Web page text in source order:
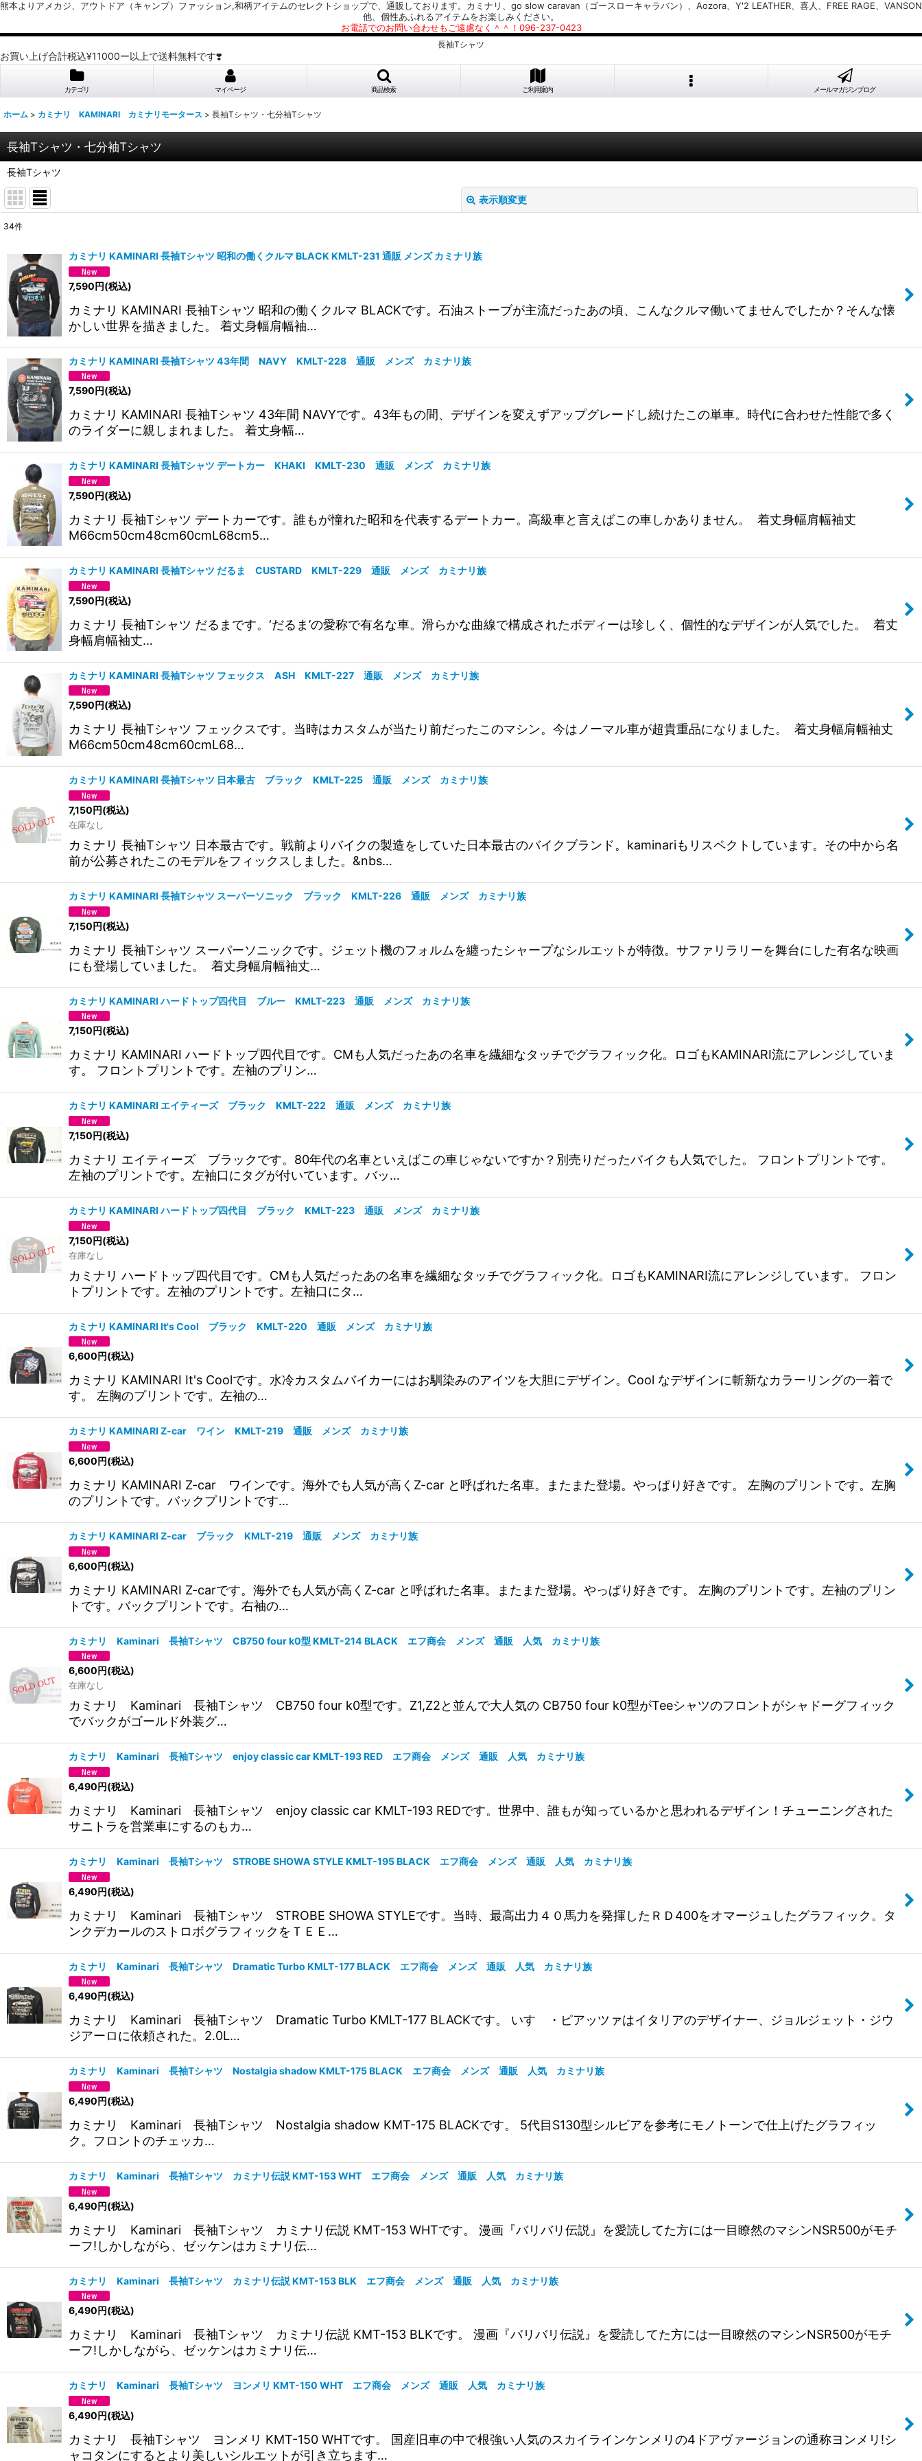
熊本よりアメカジ、アウトドア（キャンプ）ファッション,和柄アイテムのセレクトショップで、通販しております。カミナリ、go slow caravan（ゴースローキャラバン）、Aozora、Y'2 LEATHER、喜人、FREE RAGE、VANSON
他、個性あふれるアイテムをお楽しみください。
お電話でのお問い合わせもご遠慮なく＾＾！096-237-0423
長袖Tシャツ
お買い上げ合計税込¥11000ー以上で送料無料です❣️
カテゴリ マイページ 商品検索 ご利用案内 メールマガジンブログ
ホーム > カミナリ KAMINARI カミナリモータース > 長袖Tシャツ・七分袖Tシャツ
長袖Tシャツ・七分袖Tシャツ
長袖Tシャツ
表示順変更
並び順:
絞り込む
34件
カミナリ KAMINARI 長袖Tシャツ 昭和の働くクルマ BLACK KMLT-231 通販 メンズ カミナリ族
7,590円(税込)
カミナリ KAMINARI 長袖Tシャツ 昭和の働くクルマ BLACKです。石油ストーブが主流だったあの頃、こんなクルマ働いてませんでしたか？そんな懐
かしい世界を描きました。 着丈身幅肩幅袖…
カミナリ KAMINARI 長袖Tシャツ 43年間 NAVY KMLT-228 通販 メンズ カミナリ族
7,590円(税込)
カミナリ KAMINARI 長袖Tシャツ 43年間 NAVYです。43年もの間、デザインを変えずアップグレードし続けたこの単車。時代に合わせた性能で多く
のライダーに親しまれました。 着丈身幅…
カミナリ KAMINARI 長袖Tシャツ デートカー KHAKI KMLT-230 通販 メンズ カミナリ族
7,590円(税込)
カミナリ 長袖Tシャツ デートカーです。誰もが憧れた昭和を代表するデートカー。高級車と言えばこの車しかありません。 着丈身幅肩幅袖丈
M66cm50cm48cm60cmL68cm5…
カミナリ KAMINARI 長袖Tシャツ だるま CUSTARD KMLT-229 通販 メンズ カミナリ族
7,590円(税込)
カミナリ 長袖Tシャツ だるまです。‘だるま’の愛称で有名な車。滑らかな曲線で構成されたボディーは珍しく、個性的なデザインが人気でした。 着丈
身幅肩幅袖丈…
カミナリ KAMINARI 長袖Tシャツ フェックス ASH KMLT-227 通販 メンズ カミナリ族
7,590円(税込)
カミナリ 長袖Tシャツ フェックスです。当時はカスタムが当たり前だったこのマシン。今はノーマル車が超貴重品になりました。 着丈身幅肩幅袖丈
M66cm50cm48cm60cmL68…
カミナリ KAMINARI 長袖Tシャツ 日本最古 ブラック KMLT-225 通販 メンズ カミナリ族
7,150円(税込)
在庫なし
カミナリ 長袖Tシャツ 日本最古です。戦前よりバイクの製造をしていた日本最古のバイクブランド。kaminariもリスペクトしています。その中から名
前が公募されたこのモデルをフィックスしました。&nbs…
カミナリ KAMINARI 長袖Tシャツ スーパーソニック ブラック KMLT-226 通販 メンズ カミナリ族
7,150円(税込)
カミナリ 長袖Tシャツ スーパーソニックです。ジェット機のフォルムを纏ったシャープなシルエットが特徴。サファリラリーを舞台にした有名な映画
にも登場していました。 着丈身幅肩幅袖丈…
カミナリ KAMINARI ハードトップ四代目 ブルー KMLT-223 通販 メンズ カミナリ族
7,150円(税込)
カミナリ KAMINARI ハードトップ四代目です。CMも人気だったあの名車を繊細なタッチでグラフィック化。ロゴもKAMINARI流にアレンジしていま
す。 フロントプリントです。左袖のプリン…
カミナリ KAMINARI エイティーズ ブラック KMLT-222 通販 メンズ カミナリ族
7,150円(税込)
カミナリ エイティーズ ブラックです。80年代の名車といえばこの車じゃないですか？別売りだったバイクも人気でした。 フロントプリントです。
左袖のプリントです。左袖口にタグが付いています。バッ…
カミナリ KAMINARI ハードトップ四代目 ブラック KMLT-223 通販 メンズ カミナリ族
7,150円(税込)
在庫なし
カミナリ ハードトップ四代目です。CMも人気だったあの名車を繊細なタッチでグラフィック化。ロゴもKAMINARI流にアレンジしています。 フロン
トプリントです。左袖のプリントです。左袖口にタ…
カミナリ KAMINARI It's Cool ブラック KMLT-220 通販 メンズ カミナリ族
6,600円(税込)
カミナリ KAMINARI It's Coolです。水冷カスタムバイカーにはお馴染みのアイツを大胆にデザイン。Cool なデザインに斬新なカラーリングの一着で
す。 左胸のプリントです。左袖の…
カミナリ KAMINARI Z-car ワイン KMLT-219 通販 メンズ カミナリ族
6,600円(税込)
カミナリ KAMINARI Z-car ワインです。海外でも人気が高くZ-car と呼ばれた名車。またまた登場。やっぱり好きです。 左胸のプリントです。左胸
のプリントです。バックプリントです…
カミナリ KAMINARI Z-car ブラック KMLT-219 通販 メンズ カミナリ族
6,600円(税込)
カミナリ KAMINARI Z-carです。海外でも人気が高くZ-car と呼ばれた名車。またまた登場。やっぱり好きです。 左胸のプリントです。左袖のプリン
トです。バックプリントです。右袖の…
カミナリ Kaminari 長袖Tシャツ CB750 four k0型 KMLT-214 BLACK エフ商会 メンズ 通販 人気 カミナリ族
6,600円(税込)
在庫なし
カミナリ Kaminari 長袖Tシャツ CB750 four k0型です。Z1,Z2と並んで大人気の CB750 four k0型がTeeシャツのフロントがシャドーグフィック
でバックがゴールド外装グ…
カミナリ Kaminari 長袖Tシャツ enjoy classic car KMLT-193 RED エフ商会 メンズ 通販 人気 カミナリ族
6,490円(税込)
カミナリ Kaminari 長袖Tシャツ enjoy classic car KMLT-193 REDです。世界中、誰もが知っているかと思われるデザイン！チューニングされた
サニトラを営業車にするのもカ…
カミナリ Kaminari 長袖Tシャツ STROBE SHOWA STYLE KMLT-195 BLACK エフ商会 メンズ 通販 人気 カミナリ族
6,490円(税込)
カミナリ Kaminari 長袖Tシャツ STROBE SHOWA STYLEです。当時、最高出力４０馬力を発揮したＲＤ400をオマージュしたグラフィック。タ
ンクデカールのストロボグラフィックをＴＥＥ…
カミナリ Kaminari 長袖Tシャツ Dramatic Turbo KMLT-177 BLACK エフ商会 メンズ 通販 人気 カミナリ族
6,490円(税込)
カミナリ Kaminari 長袖Tシャツ Dramatic Turbo KMLT-177 BLACKです。 いすゞ・ピアッツァはイタリアのデザイナー、ジョルジェット・ジウ
ジアーロに依頼された。2.0L…
カミナリ Kaminari 長袖Tシャツ Nostalgia shadow KMLT-175 BLACK エフ商会 メンズ 通販 人気 カミナリ族
6,490円(税込)
カミナリ Kaminari 長袖Tシャツ Nostalgia shadow KMT-175 BLACKです。 5代目S130型シルビアを参考にモノトーンで仕上げたグラフィッ
ク。フロントのチェッカ…
カミナリ Kaminari 長袖Tシャツ カミナリ伝説 KMT-153 WHT エフ商会 メンズ 通販 人気 カミナリ族
6,490円(税込)
カミナリ Kaminari 長袖Tシャツ カミナリ伝説 KMT-153 WHTです。 漫画『バリバリ伝説』を愛読してた方には一目瞭然のマシンNSR500がモチ
ーフ!しかしながら、ゼッケンはカミナリ伝…
カミナリ Kaminari 長袖Tシャツ カミナリ伝説 KMT-153 BLK エフ商会 メンズ 通販 人気 カミナリ族
6,490円(税込)
カミナリ Kaminari 長袖Tシャツ カミナリ伝説 KMT-153 BLKです。 漫画『バリバリ伝説』を愛読してた方には一目瞭然のマシンNSR500がモチ
ーフ!しかしながら、ゼッケンはカミナリ伝…
カミナリ Kaminari 長袖Tシャツ ヨンメリ KMT-150 WHT エフ商会 メンズ 通販 人気 カミナリ族
6,490円(税込)
カミナリ 長袖Tシャツ ヨンメリ KMT-150 WHTです。 国産旧車の中で根強い人気のスカイラインケンメリの4ドアヴァージョンの通称ヨンメリ!シ
ャコタンにするとより美しいシルエットが引き立ちます…